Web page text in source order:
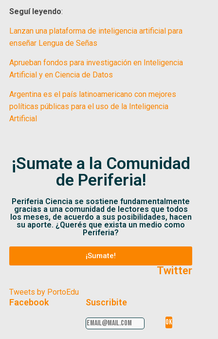
Seguí leyendo:
Lanzan una plataforma de inteligencia artificial para
enseñar Lengua de Señas
Aprueban fondos para investigación en Inteligencia
Artificial y en Ciencia de Datos
Argentina es el país latinoamericano con mejores
políticas públicas para el uso de la Inteligencia
Artificial
¡Sumate a la Comunidad
de Periferia!
Periferia Ciencia se sostiene fundamentalmente
gracias a una comunidad de lectores que todos
los meses, de acuerdo a sus posibilidades, hacen
su aporte. ¿Querés que exista un medio como
Periferia?
¡Sumate!
Twitter
Tweets by PortoEdu
Facebook Suscribite